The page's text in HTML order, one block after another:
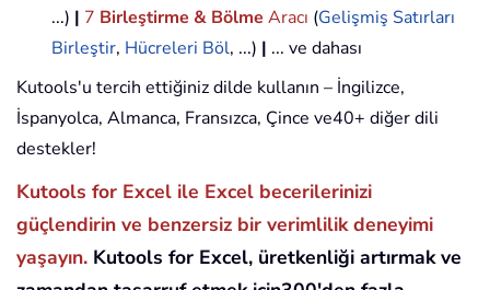
...) | 7 Birleştirme & Bölme Aracı (Gelişmiş Satırları
Birleştir, Hücreleri Böl, ...) | ... ve dahası
Kutools'u tercih ettiğiniz dilde kullanın – İngilizce,
İspanyolca, Almanca, Fransızca, Çince ve40+ diğer dili
destekler!
Kutools for Excel ile Excel becerilerinizi
güçlendirin ve benzersiz bir verimlilik deneyimi
yaşayın. Kutools for Excel, üretkenliği artırmak ve